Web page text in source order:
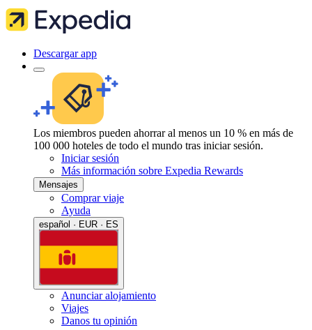
Descargar app
Los miembros pueden ahorrar al menos un 10 % en más de
100 000 hoteles de todo el mundo tras iniciar sesión.
Iniciar sesión
Más información sobre Expedia Rewards
Mensajes
Comprar viaje
Ayuda
español · EUR · ES
Anunciar alojamiento
Viajes
Danos tu opinión